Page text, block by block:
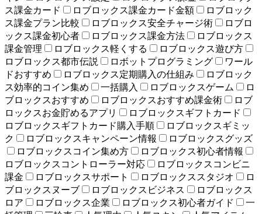
ス課金カード
ロブロックス課金カード金額
ロブロック
ス課金プラン比較
ロブロックス安全チャージ術
ロブロ
ックス課金初心者
ロブロックス課金方法
ロブロックス
課金管理
ロブロックス軽くする
ロブロックス遊び方
ロブロックス都市伝説
ロボットプログラミング
ワール
ドおすすめ
ロブロックス定期購入の仕組み
ロブロック
ス効率的コイン集め
一括購入 ロブロックスゲーム
ロ
ブロックスおすすめ
ロブロックスおすすめ課金術
ロブ
ロックスお金貯めるアプリ
ロブロックスギフトカード
ロブロックスギフトカード購入手順
ロブロックスギミッ
ク
ロブロックスキャンペーン情報
ロブロックスグッズ
ロブロックスコイン集め方
ロブロックス初心者情報
ロブロックスコントローラー対応
ロブロックスコンビニ
課金
ロブロックスサポート ロブロックススタジオ
ロ
ブロックスヌーブ
ロブロックスビジネス
ロブロックス
ロア
ロブロックス企業 ロブロックス初心者ガイド
一